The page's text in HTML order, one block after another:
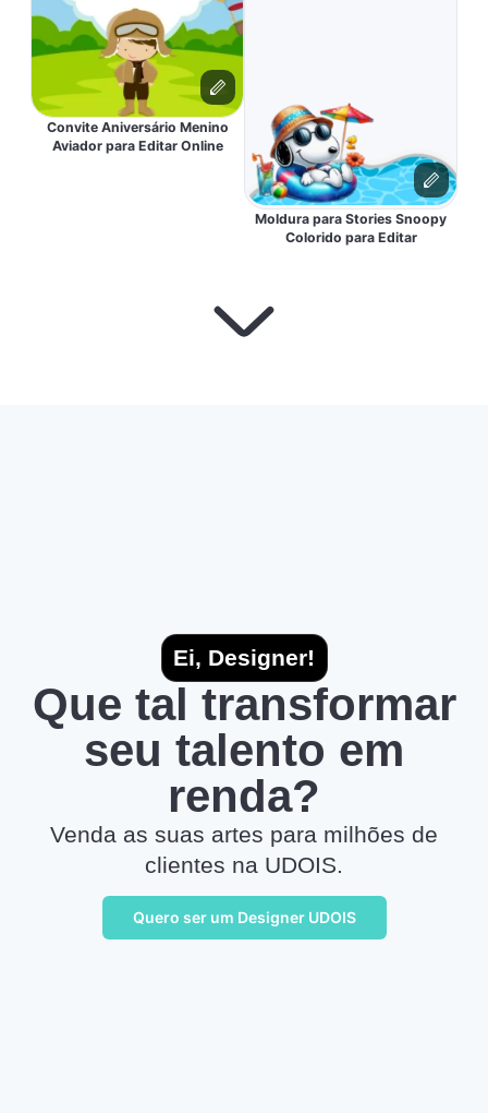
Convite Aniversário Menino
Aviador para Editar Online
Moldura para Stories Snoopy
Colorido para Editar
Ei, Designer!
Que tal transformar
seu talento em
renda?
Venda as suas artes para milhões de
clientes na UDOIS.
Quero ser um Designer UDOIS